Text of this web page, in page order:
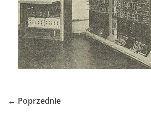
← Poprzednie